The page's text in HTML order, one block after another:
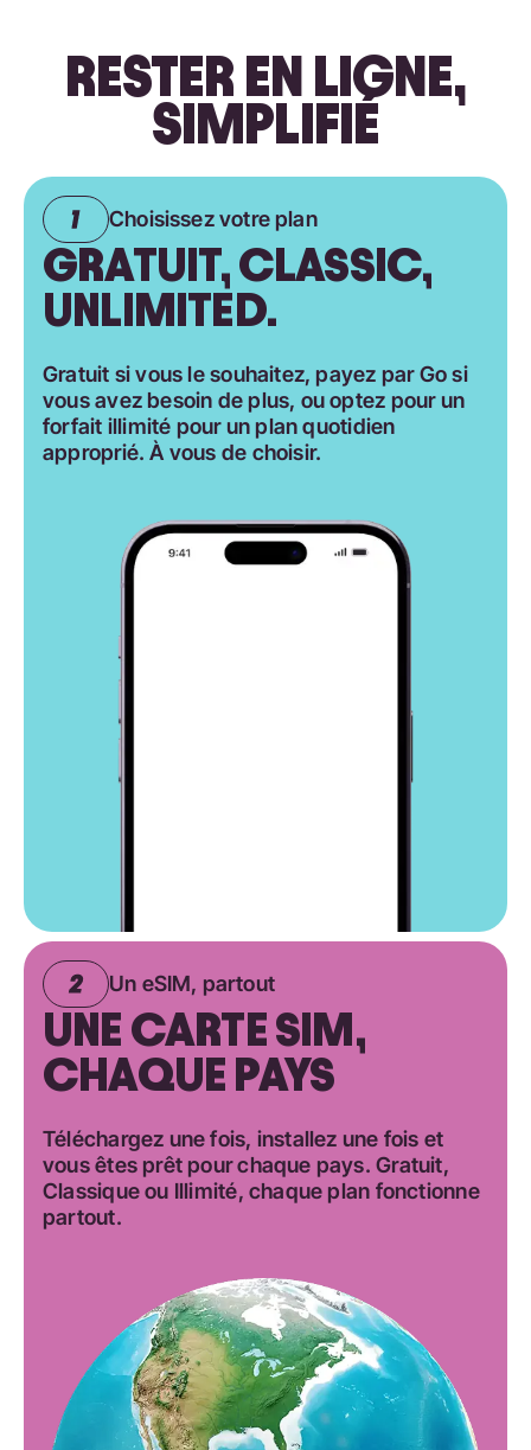
RESTER EN LIGNE,
SIMPLIFIÉ
Choisissez votre plan
GRATUIT, CLASSIC,
UNLIMITED.
Gratuit si vous le souhaitez, payez par Go si
vous avez besoin de plus, ou optez pour un
forfait illimité pour un plan quotidien
approprié. À vous de choisir.
Un eSIM, partout
UNE CARTE SIM,
CHAQUE PAYS
Téléchargez une fois, installez une fois et
vous êtes prêt pour chaque pays. Gratuit,
Classique ou Illimité, chaque plan fonctionne
partout.